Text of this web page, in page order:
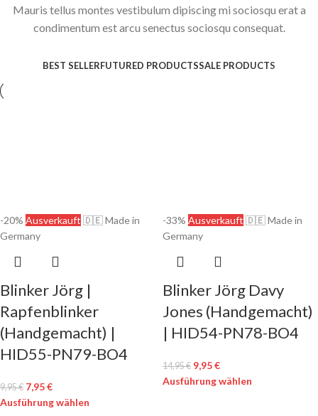
Mauris tellus montes vestibulum dipiscing mi sociosqu erat a
condimentum est arcu senectus sociosqu consequat.
BEST SELLERFUTURED PRODUCTSSALE PRODUCTS
-20% Ausverkauft 🇩🇪 Made in
Germany
Blinker Jörg |
Rapfenblinker
(Handgemacht) |
HID55-PN79-BO4
9,95€ 7,95€
Ausführung wählen
-33% Ausverkauft 🇩🇪 Made in
Germany
Blinker Jörg Davy
Jones (Handgemacht)
| HID54-PN78-BO4
14,95€ 9,95€
Ausführung wählen